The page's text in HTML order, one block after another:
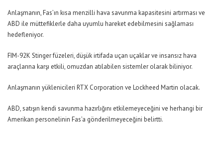
Anlaşmanın, Fas’ın kısa menzilli hava savunma kapasitesini artırması ve
ABD ile müttefiklerle daha uyumlu hareket edebilmesini sağlaması
hedefleniyor.
FIM-92K Stinger füzeleri, düşük irtifada uçan uçaklar ve insansız hava
araçlarına karşı etkili, omuzdan atılabilen sistemler olarak biliniyor.
Anlaşmanın yüklenicileri RTX Corporation ve Lockheed Martin olacak.
ABD, satışın kendi savunma hazırlığını etkilemeyeceğini ve herhangi bir
Amerikan personelinin Fas’a gönderilmeyeceğini belirtti.